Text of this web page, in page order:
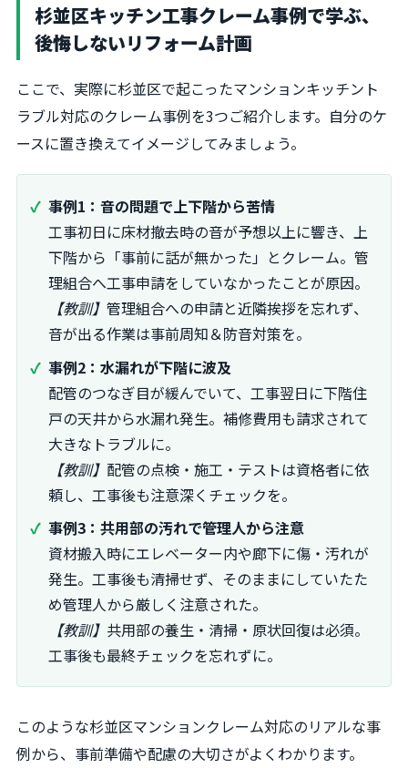
杉並区キッチン工事クレーム事例で学ぶ、
後悔しないリフォーム計画
ここで、実際に杉並区で起こったマンションキッチント
ラブル対応のクレーム事例を3つご紹介します。自分のケ
ースに置き換えてイメージしてみましょう。
事例1：音の問題で上下階から苦情
工事初日に床材撤去時の音が予想以上に響き、上
下階から「事前に話が無かった」とクレーム。管
理組合へ工事申請をしていなかったことが原因。
【教訓】 管理組合への申請と近隣挨拶を忘れず、
音が出る作業は事前周知＆防音対策を。
事例2：水漏れが下階に波及
配管のつなぎ目が緩んでいて、工事翌日に下階住
戸の天井から水漏れ発生。補修費用も請求されて
大きなトラブルに。
【教訓】 配管の点検・施工・テストは資格者に依
頼し、工事後も注意深くチェックを。
事例3：共用部の汚れで管理人から注意
資材搬入時にエレベーター内や廊下に傷・汚れが
発生。工事後も清掃せず、そのままにしていたた
め管理人から厳しく注意された。
【教訓】 共用部の養生・清掃・原状回復は必須。
工事後も最終チェックを忘れずに。
このような杉並区マンションクレーム対応のリアルな事
例から、事前準備や配慮の大切さがよくわかります。